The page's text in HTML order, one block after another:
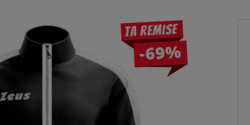
Ta remise
-69%